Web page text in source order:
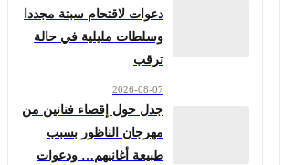
دعوات لاقتحام سبتة مجددا
وسلطات مليلية في حالة
ترقب
2026-08-07
جدل حول إقصاء فنانين من
مهرجان الناظور بسبب
طبيعة أغانيهم… ودعوات